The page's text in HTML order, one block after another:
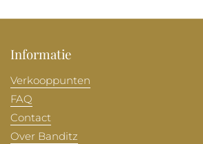
Informatie
Verkooppunten
FAQ
Contact
Over Banditz